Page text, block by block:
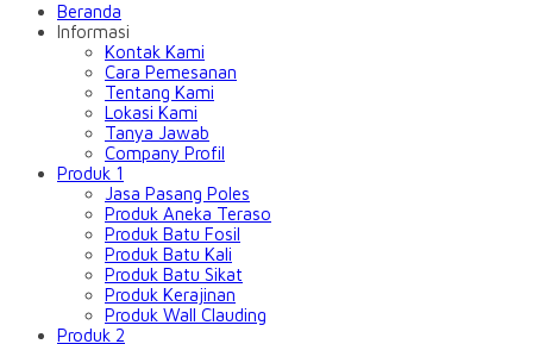
Beranda
Informasi
Kontak Kami
Cara Pemesanan
Tentang Kami
Lokasi Kami
Tanya Jawab
Company Profil
Produk 1
Jasa Pasang Poles
Produk Aneka Teraso
Produk Batu Fosil
Produk Batu Kali
Produk Batu Sikat
Produk Kerajinan
Produk Wall Clauding
Produk 2